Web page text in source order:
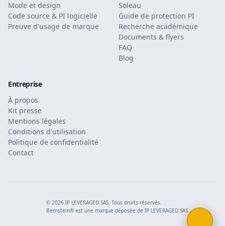
Mode et design
Code source & PI logicielle
Preuve d'usage de marque
Soleau
Guide de protection PI
Recherche académique
Documents & flyers
FAQ
Blog
Entreprise
À propos
Kit presse
Mentions légales
Conditions d'utilisation
Politique de confidentialité
Contact
© 2026 IP LEVERAGED SAS. Tous droits réservés.
Bernstein® est une marque déposée de IP LEVERAGED SAS.